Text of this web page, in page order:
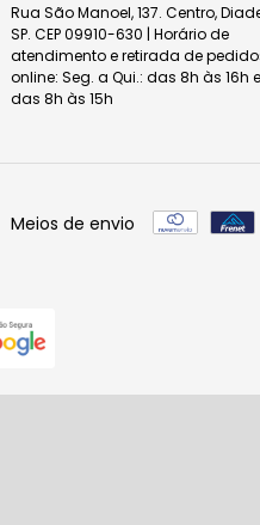
Rua São Manoel, 137. Centro,
SP. CEP 09910-630 | Horário de
atendimento e retirada de
online: Seg. a Qui.: das 8h às 16h
das 8h às 15h
Meios de envio